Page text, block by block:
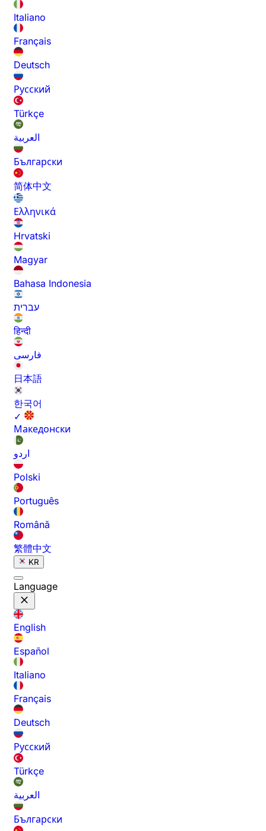
Italiano
Français
Deutsch
Русский
Türkçe
العربية
Български
简体中文
Ελληνικά
Hrvatski
Magyar
Bahasa Indonesia
עברית
हिन्दी
فارسی
日本語
한국어
✓
Македонски
اردو
Polski
Português
Română
繁體中文
KR
Language
English
Español
Italiano
Français
Deutsch
Русский
Türkçe
العربية
Български